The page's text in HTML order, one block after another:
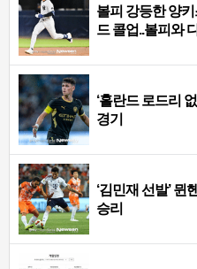
볼피 강등한 양키
드 콜업..볼피와
‘홀란드 로드리
경기
‘김민재 선발’ 뮌
승리